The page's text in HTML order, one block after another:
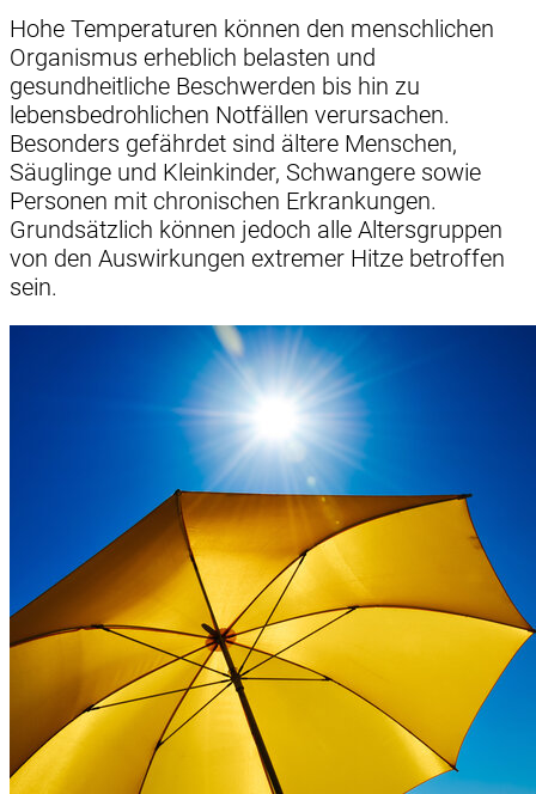
Hohe Temperaturen können den menschlichen
Organismus erheblich belasten und
gesundheitliche Beschwerden bis hin zu
lebensbedrohlichen Notfällen verursachen.
Besonders gefährdet sind ältere Menschen,
Säuglinge und Kleinkinder, Schwangere sowie
Personen mit chronischen Erkrankungen.
Grundsätzlich können jedoch alle Altersgruppen
von den Auswirkungen extremer Hitze betroffen
sein.